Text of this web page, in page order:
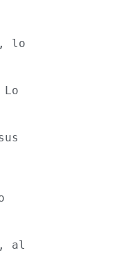
lo
al